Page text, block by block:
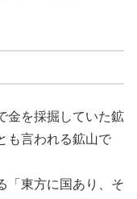
金を採掘していた鉱
も言われる鉱山で
「東方に国あり、そ